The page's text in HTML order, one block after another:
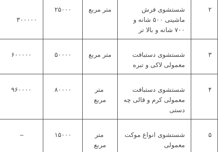
۲
شستشوی فرش
ماشینی ۵۰۰ شانه و
۷۰۰ شانه و بالا تر
متر مربع
۲۵۰۰۰
۳۰۰۰۰۰
۳
شستشوی دستبافت
معمولی لاکی و تبره
متر مربع ۵۰۰۰۰ ۶۰۰۰۰۰
۴
شستشوی دستبافت
معمولی کرم و قالی چه
دستی
متر
مربع
۸۰۰۰۰ ۹۶۰۰۰۰
۵
شستشوی انواع موکت
معمولی
متر
مربع
۱۵۰۰۰ –